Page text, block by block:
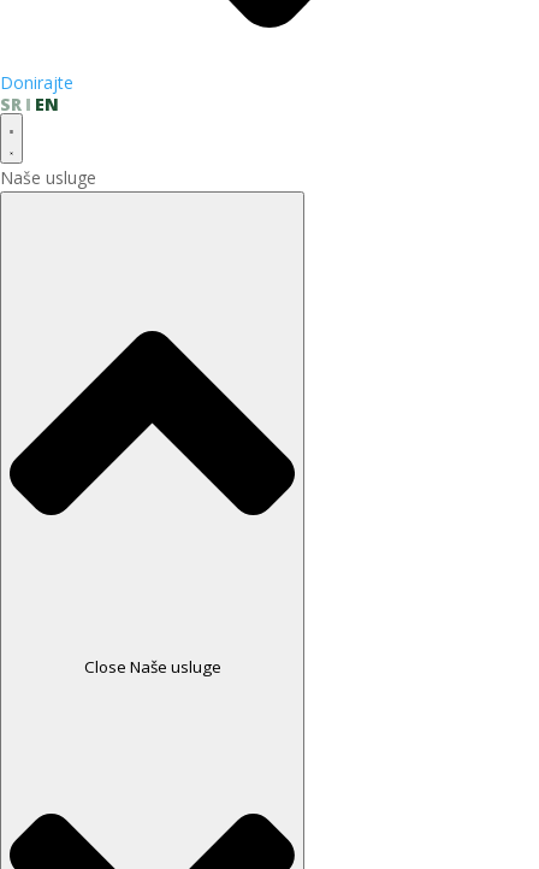
Donirajte
SR
EN
Naše usluge
Close Naše usluge